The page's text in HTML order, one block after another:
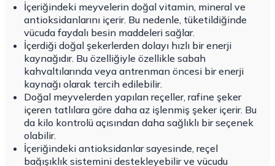
İçeriğindeki meyvelerin doğal vitamin, mineral ve
antioksidanlarını içerir. Bu nedenle, tüketildiğinde
vücuda faydalı besin maddeleri sağlar.
İçerdiği doğal şekerlerden dolayı hızlı bir enerji
kaynağıdır. Bu özelliğiyle özellikle sabah
kahvaltılarında veya antrenman öncesi bir enerji
kaynağı olarak tercih edilebilir.
Doğal meyvelerden yapılan reçeller, rafine şeker
içeren tatlılara göre daha az işlenmiş şeker içerir. Bu
da kilo kontrolü açısından daha sağlıklı bir seçenek
olabilir.
İçeriğindeki antioksidanlar sayesinde, reçel
bağışıklık sistemini destekleyebilir ve vücudu